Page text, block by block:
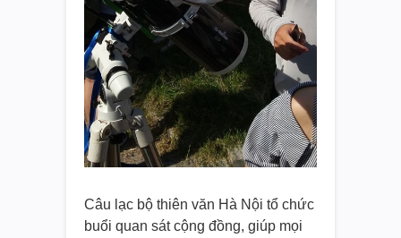
Câu lạc bộ thiên văn Hà Nội tổ chức
buổi quan sát cộng đồng, giúp mọi